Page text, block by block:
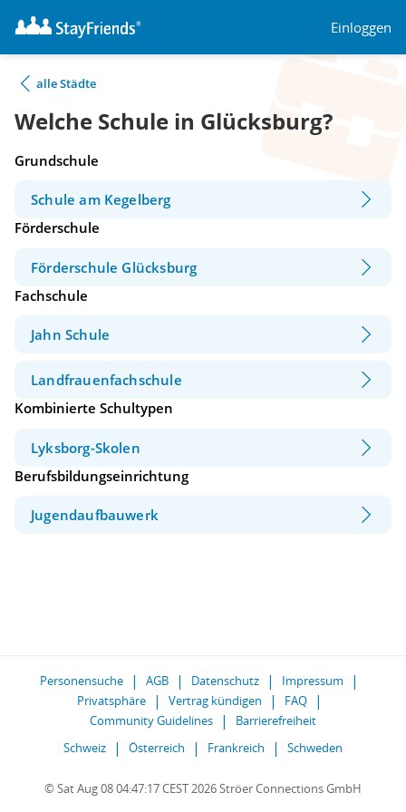
Einloggen
alle Städte
Welche Schule in Glücksburg?
Grundschule
Schule am Kegelberg
Förderschule
Förderschule Glücksburg
Fachschule
Jahn Schule
Landfrauenfachschule
Kombinierte Schultypen
Lyksborg-Skolen
Berufsbildungseinrichtung
Jugendaufbauwerk
Personensuche AGB Datenschutz
Impressum
Privatsphäre
Vertrag kündigen
FAQ
Community Guidelines
Barrierefreiheit
Schweiz
Österreich Frankreich Schweden
© Sat Aug 08 04:47:17 CEST 2026 Ströer Connections GmbH